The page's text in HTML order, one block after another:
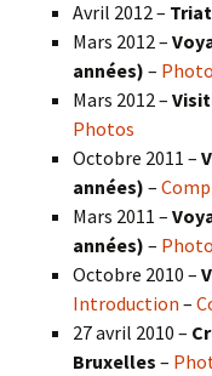
Avril 2012 –
Mars 2012 –
années) –
Mars 2012 –
Photos
Octobre 2011 –
années) –
Mars 2011 –
années) –
Octobre 2010 –
Introduction –
27 avril 2010 –
Bruxelles –